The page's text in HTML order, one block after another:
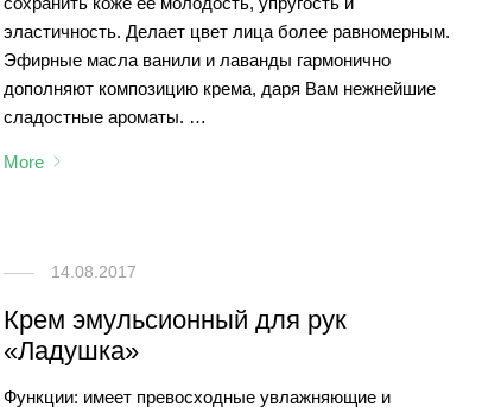
эластичность. Делает цвет лица более равномерным.
Эфирные масла ванили и лаванды гармонично
дополняют композицию крема, даря Вам нежнейшие
сладостные ароматы. …
More
14.08.2017
Крем эмульсионный для рук
«Ладушка»
Функции: имеет превосходные увлажняющие и